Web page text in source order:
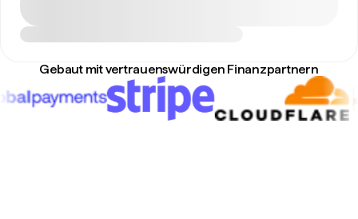
Gebaut mit vertrauenswürdigen Finanzpartnern